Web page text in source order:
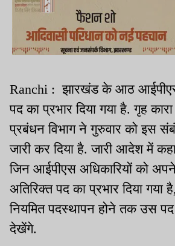
Ranchi : झारखंड के आठ
पद का प्रभार दिया गया है. गृह
प्रबंधन विभाग ने गुरुवार को इस
जारी कर दिया है. जारी आदेश में
जिन आईपीएस अधिकारियों को
अतिरिक्त पद का प्रभार दिया
नियमित पदस्थापन होने तक उस पद
देखेंगे.